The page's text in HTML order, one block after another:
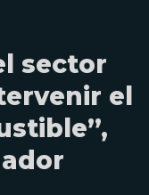
sector
el